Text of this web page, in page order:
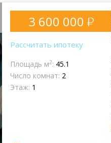
3 600 000
Рассчитать ипотеку
Площадь м2: 45.1
Число комнат: 2
Этаж: 1